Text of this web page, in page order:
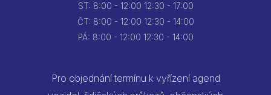
ST: 8:00 - 12:00 12:30 - 17:00
ČT: 8:00 - 12:00 12:30 - 14:00
PÁ: 8:00 - 12:00 12:30 - 14:00
Pro objednání termínu k vyřízení agend